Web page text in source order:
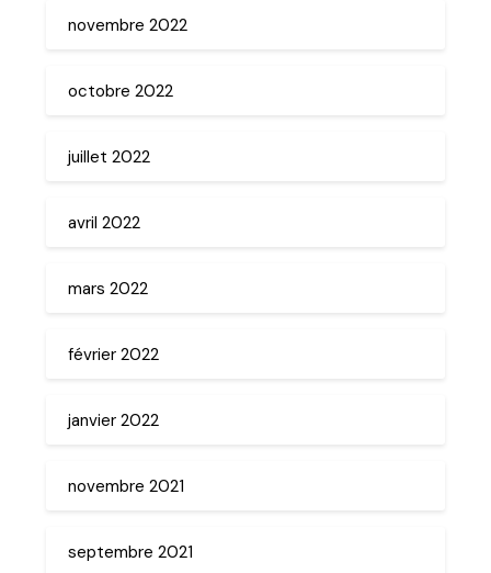
novembre 2022
octobre 2022
juillet 2022
avril 2022
mars 2022
février 2022
janvier 2022
novembre 2021
septembre 2021